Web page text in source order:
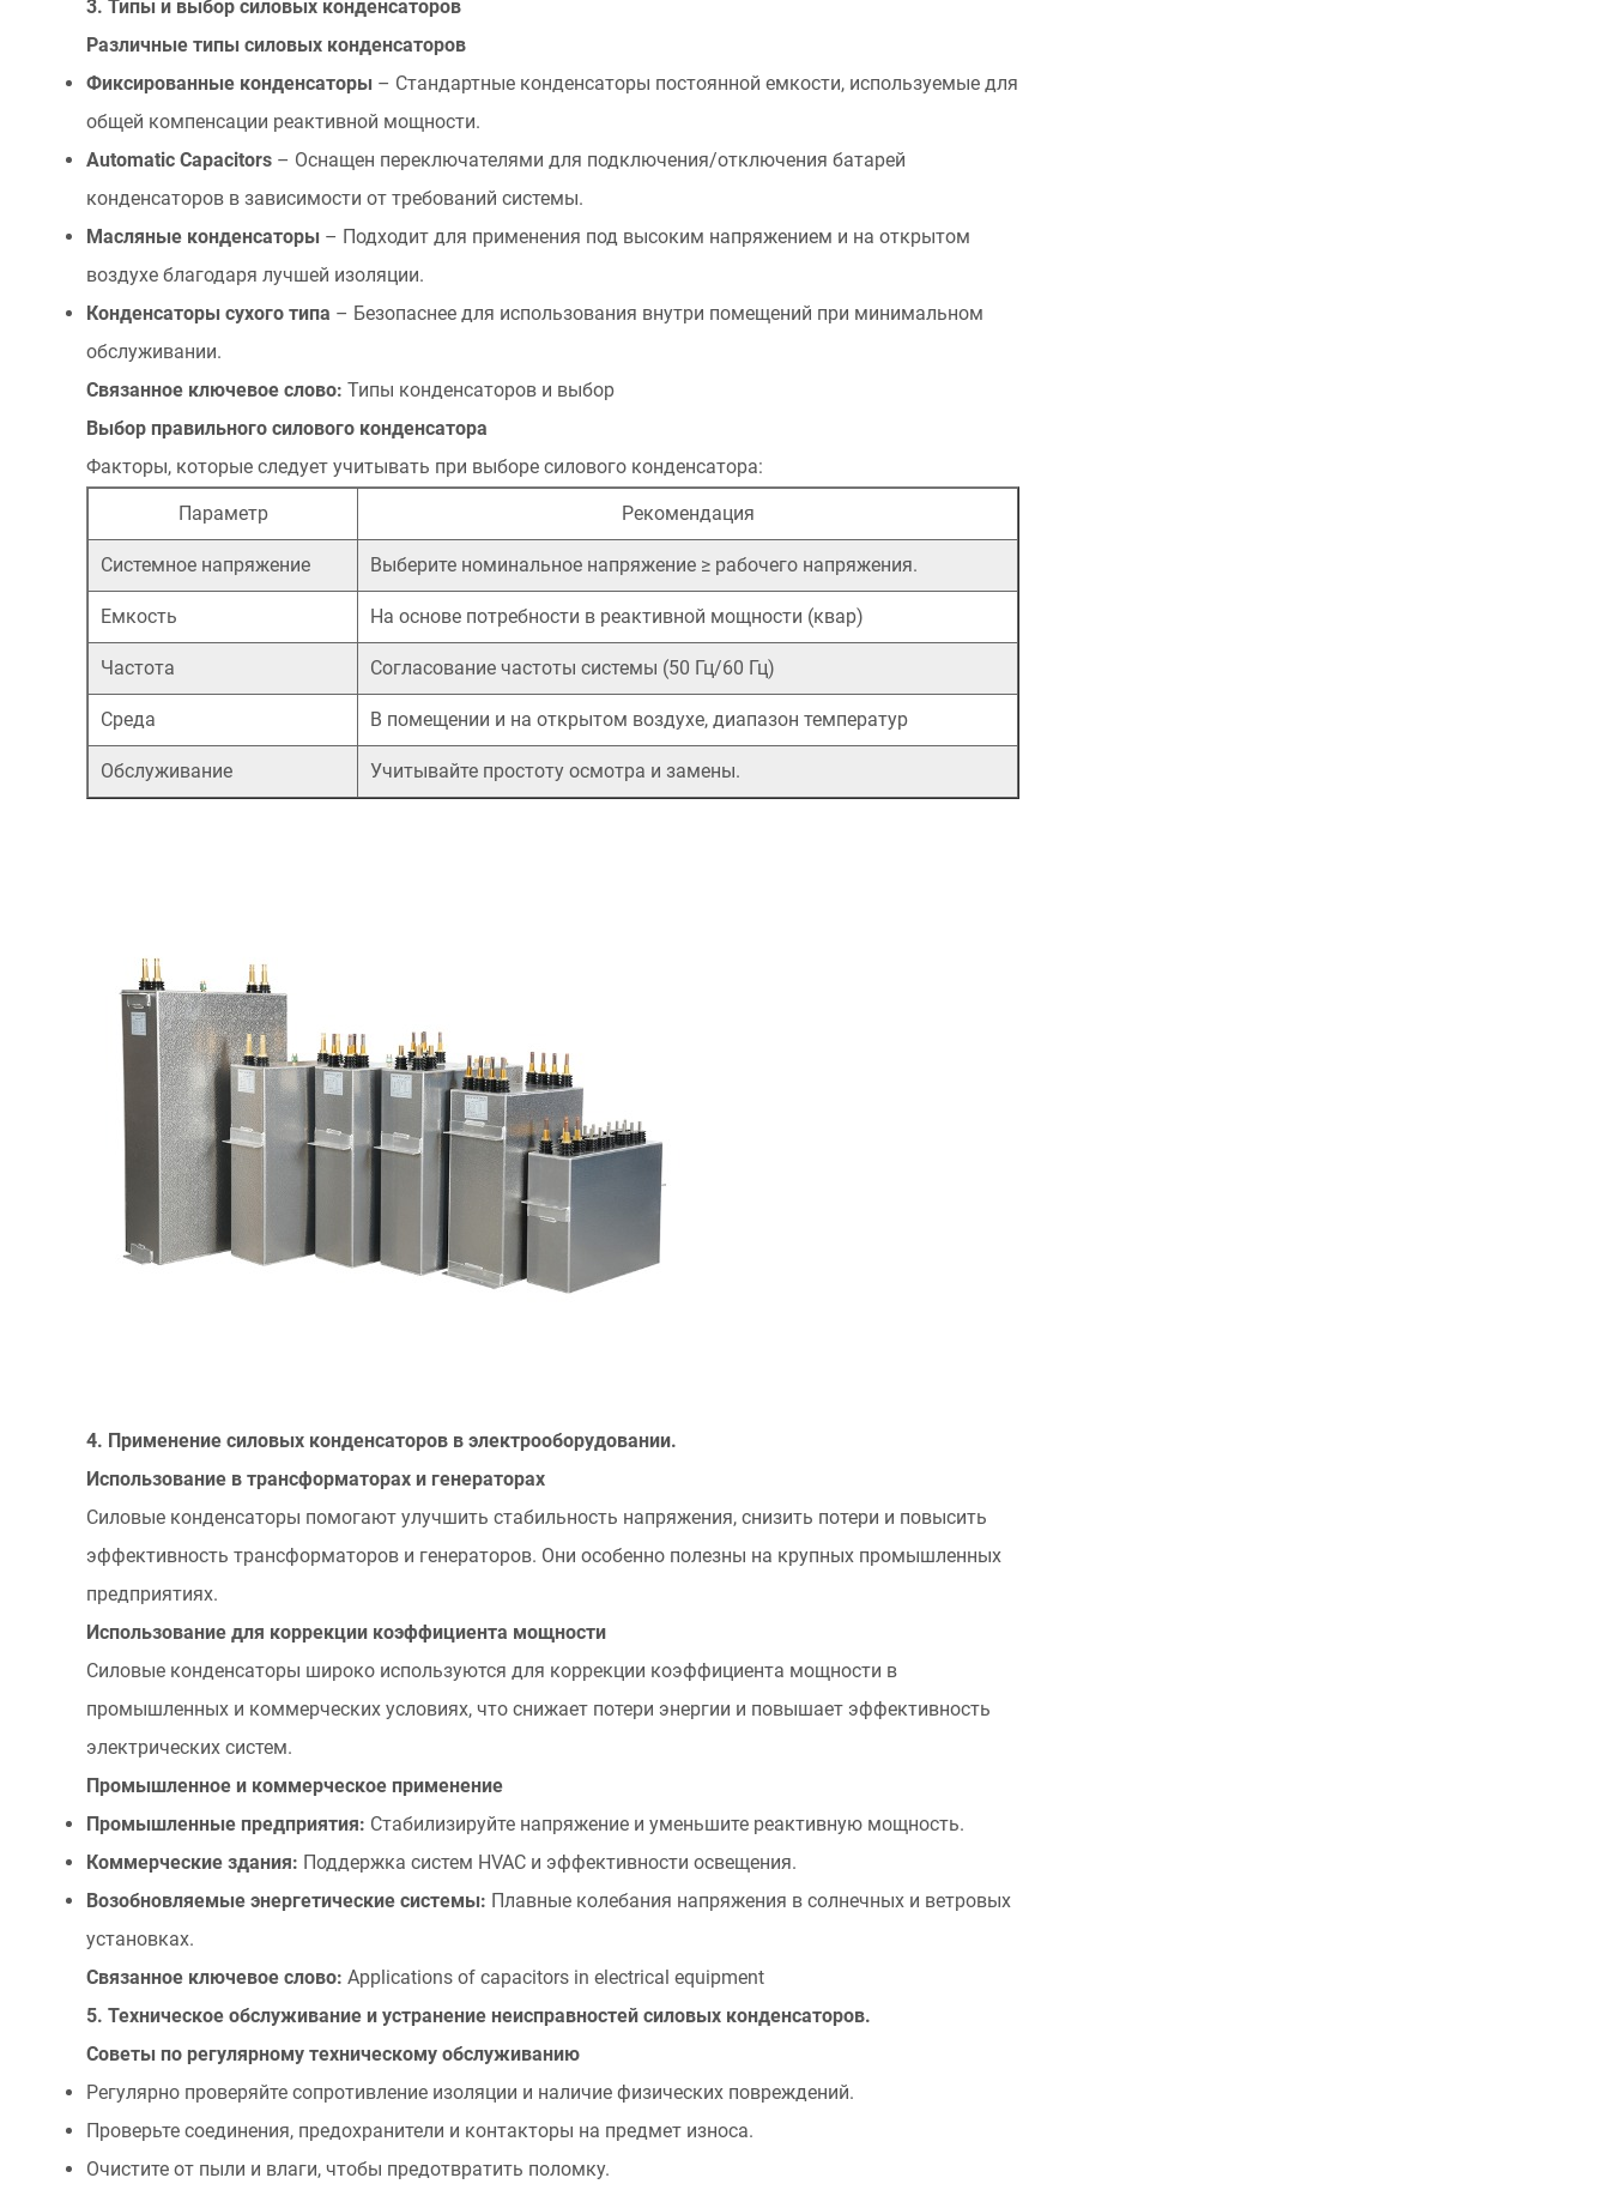
выбор
силовых
конденсаторов
3.1
силовых
конденсаторов
3.2
Выбор
правильного
конденсатора
Применение
силовых
конденсаторов
в
электрооборудовании.
5.1
5.2
Использование
для
коррекции
коэффициента
мощности
Промышленное
коммерческое
и
устранение
неисправностей
силовых
конденсаторов.
по
регулярному
техническому
обслуживанию
проблемы
и
решения
6.3
6.
Заключение
8
3. Типы и выбор силовых конденсаторов
Различные типы силовых конденсаторов
Фиксированные конденсаторы – Стандартные конденсаторы постоянной емкости, используемые для
общей компенсации реактивной мощности.
Аutomatic Capacitors – Оснащен переключателями для подключения/отключения батарей
конденсаторов в зависимости от требований системы.
Масляные конденсаторы – Подходит для применения под высоким напряжением и на открытом
воздухе благодаря лучшей изоляции.
Конденсаторы сухого типа – Безопаснее для использования внутри помещений при минимальном
обслуживании.
Связанное ключевое слово: Типы конденсаторов и выбор
Выбор правильного силового конденсатора
Факторы, которые следует учитывать при выборе силового конденсатора:
Параметр Рекомендация
Системное напряжение Выберите номинальное напряжение ≥ рабочего напряжения.
Емкость На основе потребности в реактивной мощности (квар)
Частота Согласование частоты системы (50 Гц/60 Гц)
Среда В помещении и на открытом воздухе, диапазон температур
Обслуживание Учитывайте простоту осмотра и замены.
4. Применение силовых конденсаторов в электрооборудовании.
Использование в трансформаторах и генераторах
Силовые конденсаторы помогают улучшить стабильность напряжения, снизить потери и повысить
эффективность трансформаторов и генераторов. Они особенно полезны на крупных промышленных
предприятиях.
Использование для коррекции коэффициента мощности
Силовые конденсаторы широко используются для коррекции коэффициента мощности в
промышленных и коммерческих условиях, что снижает потери энергии и повышает эффективность
электрических систем.
Промышленное и коммерческое применение
Промышленные предприятия: Стабилизируйте напряжение и уменьшите реактивную мощность.
Коммерческие здания: Поддержка систем HVAC и эффективности освещения.
Возобновляемые энергетические системы: Плавные колебания напряжения в солнечных и ветровых
установках.
Связанное ключевое слово: Аpplications of capacitors in electrical equipment
5. Техническое обслуживание и устранение неисправностей силовых конденсаторов.
Советы по регулярному техническому обслуживанию
Регулярно проверяйте сопротивление изоляции и наличие физических повреждений.
Проверьте соединения, предохранители и контакторы на предмет износа.
Очистите от пыли и влаги, чтобы предотвратить поломку.